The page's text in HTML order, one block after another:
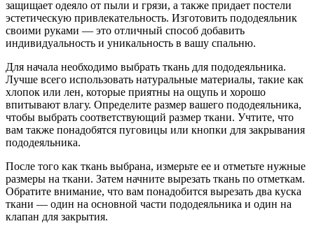
защищает одеяло от пыли и грязи, а также придает постели
эстетическую привлекательность. Изготовить пододеяльник
своими руками — это отличный способ добавить
индивидуальность и уникальность в вашу спальню.
Для начала необходимо выбрать ткань для пододеяльника.
Лучше всего использовать натуральные материалы, такие как
хлопок или лен, которые приятны на ощупь и хорошо
впитывают влагу. Определите размер вашего пододеяльника,
чтобы выбрать соответствующий размер ткани. Учтите, что
вам также понадобятся пуговицы или кнопки для закрывания
пододеяльника.
После того как ткань выбрана, измерьте ее и отметьте нужные
размеры на ткани. Затем начните вырезать ткань по отметкам.
Обратите внимание, что вам понадобится вырезать два куска
ткани — один на основной части пододеяльника и один на
клапан для закрытия.